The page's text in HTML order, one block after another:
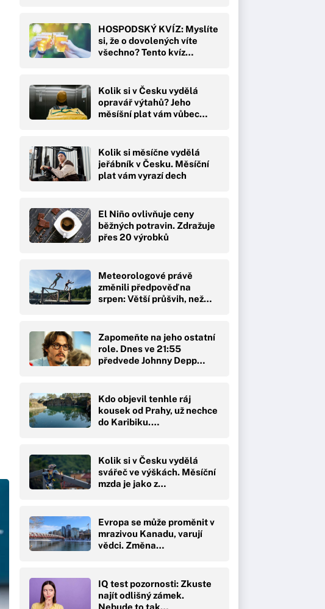
HOSPODSKÝ KVÍZ: Myslíte
si, že o dovolených víte
všechno? Tento kvíz…
Kolik si v Česku vydělá
opravář výtahů? Jeho
měsíšní plat vám vůbec…
Kolik si měsíčne vydělá
jeřábník v Česku. Měsíční
plat vám vyrazí dech
El Niño ovlivňuje ceny
běžných potravin. Zdražuje
přes 20 výrobků
Meteorologové právě
změnili předpověď na
srpen: Větší průšvih, než…
Zapomeňte na jeho ostatní
role. Dnes ve 21:55
předvede Johnny Depp…
Kdo objevil tenhle ráj
kousek od Prahy, už nechce
do Karibiku.…
Kolik si v Česku vydělá
svářeč ve výškách. Měsíční
mzda je jako z…
Evropa se může proměnit v
mrazivou Kanadu, varují
vědci. Změna…
IQ test pozornosti: Zkuste
najít odlišný zámek.
Nebude to tak…